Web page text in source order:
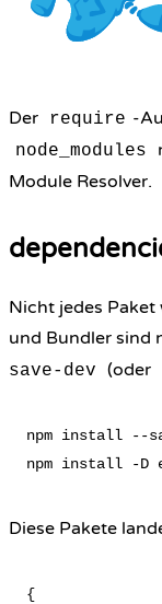
Der require -
node_modules
Module Resolver.
Nicht jedes
und Bundler sind
save-dev
(oder
npm install --
Diese Pakete
{